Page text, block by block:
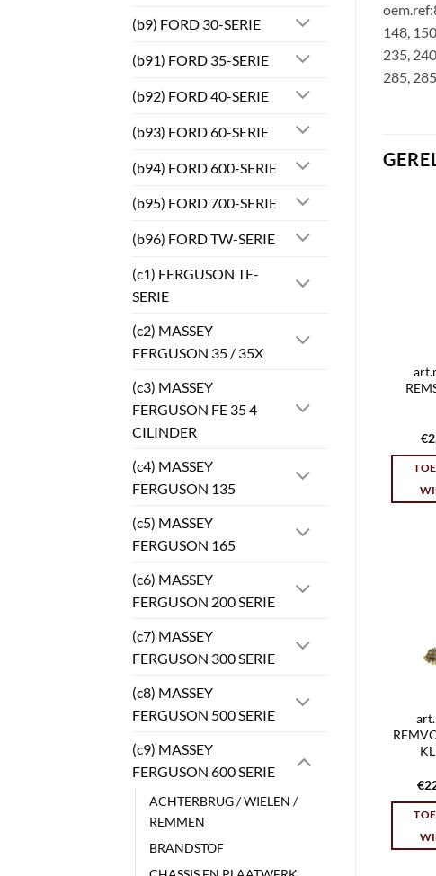
(b9) FORD 30-SERIE
(b91) FORD 35-SERIE
(b92) FORD 40-SERIE
(b93) FORD 60-SERIE
(b94) FORD 600-SERIE
(b95) FORD 700-SERIE
(b96) FORD TW-SERIE
(c1) FERGUSON TE-
SERIE
(c2) MASSEY
FERGUSON 35 / 35X
(c3) MASSEY
FERGUSON FE 35 4
CILINDER
(c4) MASSEY
FERGUSON 135
(c5) MASSEY
FERGUSON 165
(c6) MASSEY
FERGUSON 200 SERIE
(c7) MASSEY
FERGUSON 300 SERIE
(c8) MASSEY
FERGUSON 500 SERIE
(c9) MASSEY
FERGUSON 600 SERIE
ACHTERBRUG / WIELEN /
REMMEN
BRANDSTOF
148,
235,
285,
€
€